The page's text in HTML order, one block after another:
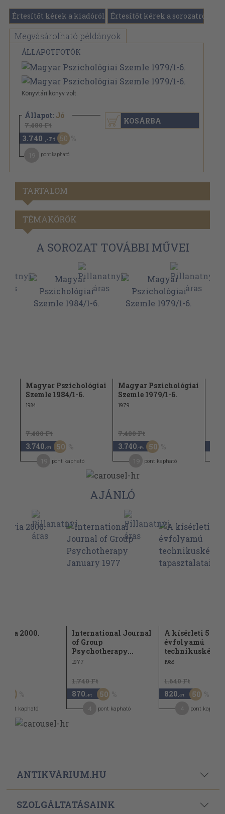
Értesítőt kérek a kiadóról Értesítőt kérek a sorozatról
Megvásárolható példányok
ÁLLAPOTFOTÓK
Könyvtári könyv volt.
Állapot: Jó
7.480 Ft
3.740 ,-Ft 50
pont kapható
KOSÁRBA
TARTALOM
TÉMAKÖRÖK
A SOROZAT TOVÁBBI MŰVEI
Magyar Pszichológiai
Szemle 1984/1-6.
1984
7.480 Ft
3.740 ,-Ft 50
pont kapható
Magyar Pszichológiai
Szemle 1979/1-6.
1979
7.480 Ft
3.740 ,-Ft 50
pont kapható
AJÁNLÓ
2000.
50
pont kapható
International Journal
of Group
Psychotherapy...
1977
1.740 Ft
870 ,-Ft 50
pont kapható
A kísérleti 5
évfolyamú
1988
1.640 Ft
820 ,-Ft 50
pont kapható
ANTIKVÁRIUM.HU
SZOLGÁLTATÁSAINK